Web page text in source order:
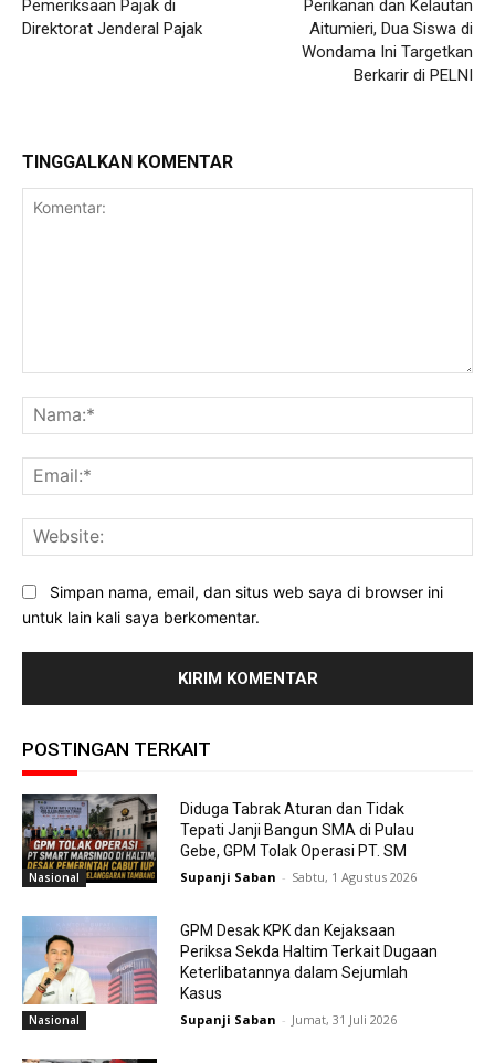
Pemeriksaan Pajak di
Direktorat Jenderal Pajak
Perikanan dan Kelautan
Aitumieri, Dua Siswa di
Wondama Ini Targetkan
Berkarir di PELNI
TINGGALKAN KOMENTAR
Simpan nama, email, dan situs web saya di browser ini
untuk lain kali saya berkomentar.
POSTINGAN TERKAIT
Nasional
Diduga Tabrak Aturan dan Tidak
Tepati Janji Bangun SMA di Pulau
Gebe, GPM Tolak Operasi PT. SM
Supanji Saban - Sabtu, 1 Agustus 2026
Nasional
GPM Desak KPK dan Kejaksaan
Periksa Sekda Haltim Terkait Dugaan
Keterlibatannya dalam Sejumlah
Kasus
Supanji Saban - Jumat, 31 Juli 2026